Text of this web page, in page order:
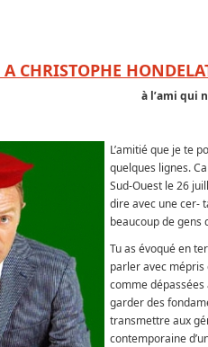
A CHRISTOPHE
à l’ami qui
L’amitié que je te
quelques lignes.
Sud-Ouest le 26
dire avec une cer-
beaucoup de gens
Tu as évoqué en
parler avec
comme dépassées
garder des
transmettre aux
contemporaine